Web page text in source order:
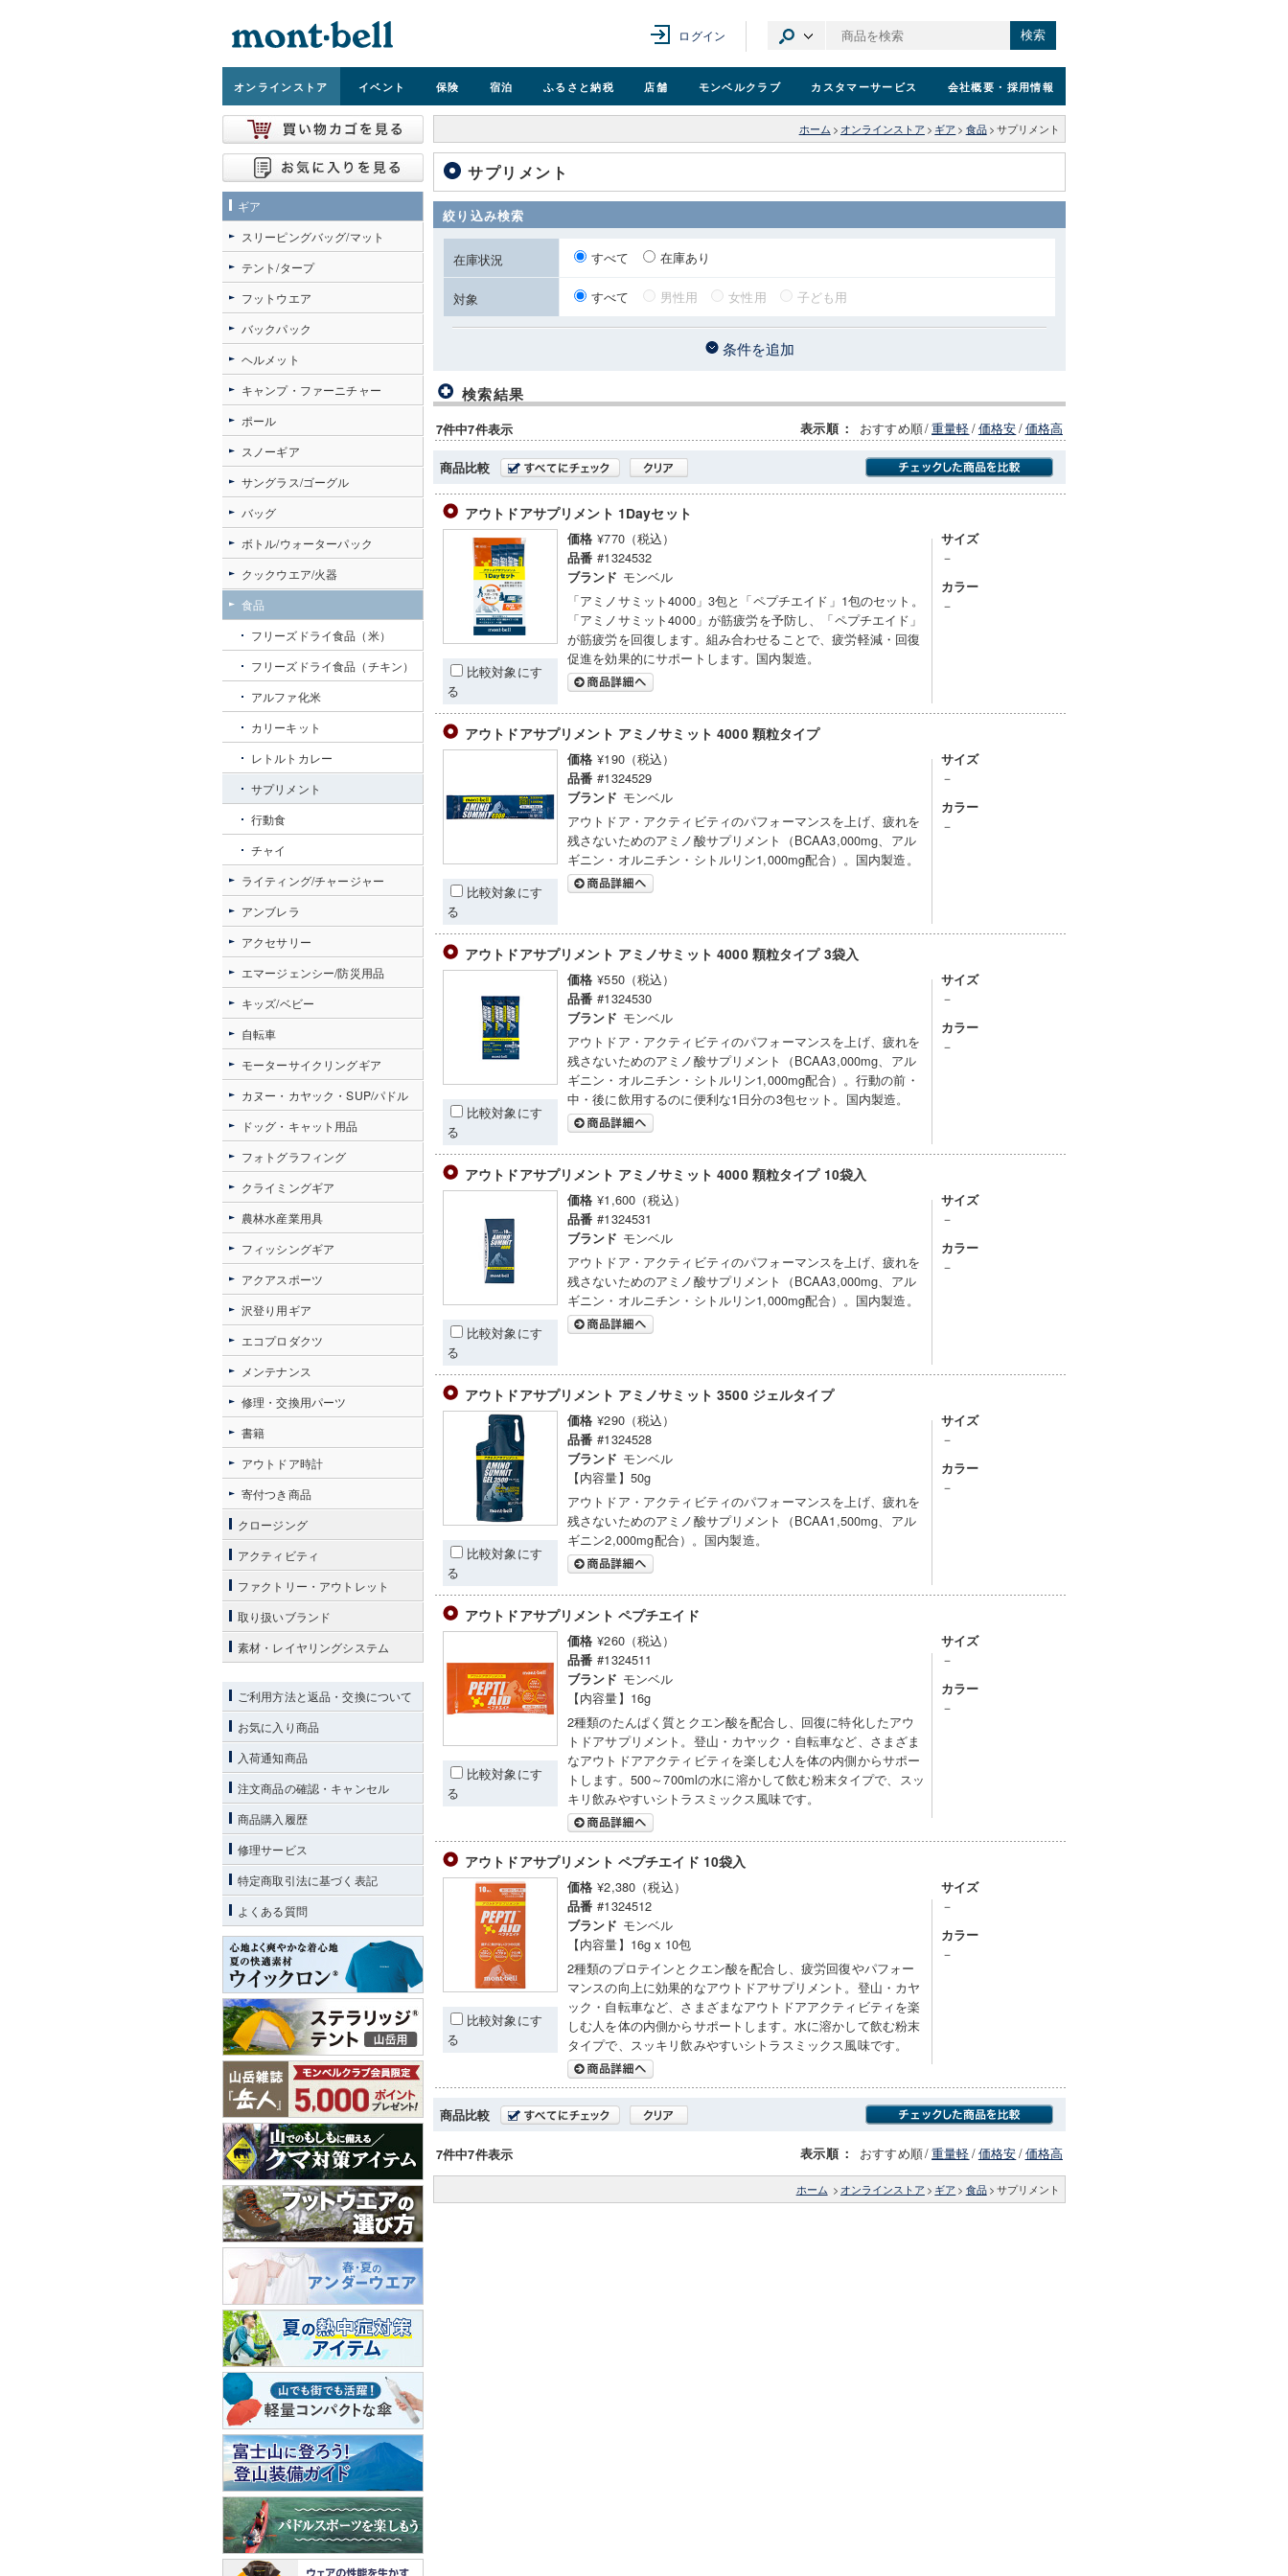
ログイン 検索
オンラインストア イベント 保険 宿泊 ふるさと納税 店舗 モンベルクラブ カスタマーサービス 会社概要 ・採用情報
ホーム > オンラインストア > ギア > 食品 > サプリメント
サプリメント
絞り込み検索
在庫状況 すべて 在庫あり
対象 すべて 男性用 女性用 子ども用
条件を追加
検索結果
7件中7件表示 表示順 ： おすすめ順/重量軽/価格安/価格高
商品比較
アウトドアサプリメント 1Dayセット
比較対象にす
る
価格 ¥770（税込）
品番 #1324532
ブランド モンベル
「アミノサミット4000」3包と「ペプチエイド」1包のセット。
「アミノサミット4000」が筋疲労を予防し、「ペプチエイド」
が筋疲労を回復します。組み合わせることで、疲労軽減・回復
促進を効果的にサポートします。国内製造。
サイズ
－
カラー
－
アウトドアサプリメント アミノサミット 4000 顆粒タイプ
比較対象にす
る
価格 ¥190（税込）
品番 #1324529
ブランド モンベル
アウトドア・アクティビティのパフォーマンスを上げ、疲れを
残さないためのアミノ酸サプリメント（BCAA3,000mg、アル
ギニン・オルニチン・シトルリン1,000mg配合）。国内製造。
サイズ
－
カラー
－
アウトドアサプリメント アミノサミット 4000 顆粒タイプ 3袋入
比較対象にす
る
価格 ¥550（税込）
品番 #1324530
ブランド モンベル
アウトドア・アクティビティのパフォーマンスを上げ、疲れを
残さないためのアミノ酸サプリメント（BCAA3,000mg、アル
ギニン・オルニチン・シトルリン1,000mg配合）。行動の前・
中・後に飲用するのに便利な1日分の3包セット。国内製造。
サイズ
－
カラー
－
アウトドアサプリメント アミノサミット 4000 顆粒タイプ 10袋入
比較対象にす
る
価格 ¥1,600（税込）
品番 #1324531
ブランド モンベル
アウトドア・アクティビティのパフォーマンスを上げ、疲れを
残さないためのアミノ酸サプリメント（BCAA3,000mg、アル
ギニン・オルニチン・シトルリン1,000mg配合）。国内製造。
サイズ
－
カラー
－
アウトドアサプリメント アミノサミット 3500 ジェルタイプ
比較対象にす
る
価格 ¥290（税込）
品番 #1324528
ブランド モンベル
【内容量】50g
アウトドア・アクティビティのパフォーマンスを上げ、疲れを
残さないためのアミノ酸サプリメント（BCAA1,500mg、アル
ギニン2,000mg配合）。国内製造。
サイズ
－
カラー
－
アウトドアサプリメント ペプチエイド
比較対象にす
る
価格 ¥260（税込）
品番 #1324511
ブランド モンベル
【内容量】16g
2種類のたんぱく質とクエン酸を配合し、回復に特化したアウ
トドアサプリメント。登山・カヤック・自転車など、さまざま
なアウトドアアクティビティを楽しむ人を体の内側からサポー
トします。500～700mlの水に溶かして飲む粉末タイプで、スッ
キリ飲みやすいシトラスミックス風味です。
サイズ
－
カラー
－
アウトドアサプリメント ペプチエイド 10袋入
比較対象にす
る
価格 ¥2,380（税込）
品番 #1324512
ブランド モンベル
【内容量】16g x 10包
2種類のプロテインとクエン酸を配合し、疲労回復やパフォー
マンスの向上に効果的なアウトドアサプリメント。登山・カヤ
ック・自転車など、さまざまなアウトドアアクティビティを楽
しむ人を体の内側からサポートします。水に溶かして飲む粉末
タイプで、スッキリ飲みやすいシトラスミックス風味です。
サイズ
－
カラー
－
商品比較
7件中7件表示 表示順 ： おすすめ順/重量軽/価格安/価格高
ホーム > オンラインストア > ギア > 食品 > サプリメント
ギア
スリーピングバッグ/マット
テント/タープ
フットウエア
バックパック
ヘルメット
キャンプ・ファーニチャー
ポール
スノーギア
サングラス/ゴーグル
バッグ
ボトル/ウォーターパック
クックウエア/火器
食品
フリーズドライ食品（米）
フリーズドライ食品（チキン）
アルファ化米
カリーキット
レトルトカレー
サプリメント
行動食
チャイ
ライティング/チャージャー
アンブレラ
アクセサリー
エマージェンシー/防災用品
キッズ/ベビー
自転車
モーターサイクリングギア
カヌー・カヤック・SUP/パドル
ドッグ・キャット用品
フォトグラフィング
クライミングギア
農林水産業用具
フィッシングギア
アクアスポーツ
沢登り用ギア
エコプロダクツ
メンテナンス
修理・交換用パーツ
書籍
アウトドア時計
寄付つき商品
クロージング
アクティビティ
ファクトリー・アウトレット
取り扱いブランド
素材・レイヤリングシステム
ご利用方法と返品・交換について
お気に入り商品
入荷通知商品
注文商品の確認・キャンセル
商品購入履歴
修理サービス
特定商取引法に基づく表記
よくある質問